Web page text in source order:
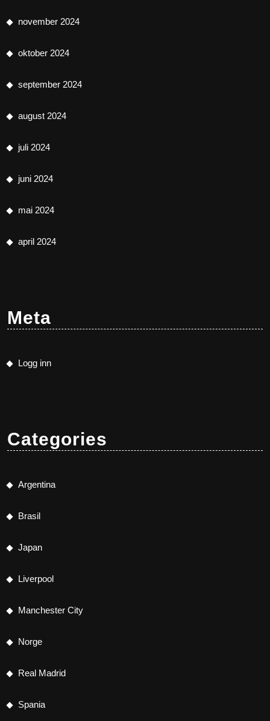
november 2024
oktober 2024
september 2024
august 2024
juli 2024
juni 2024
mai 2024
april 2024
Meta
Logg inn
Categories
Argentina
Brasil
Japan
Liverpool
Manchester City
Norge
Real Madrid
Spania